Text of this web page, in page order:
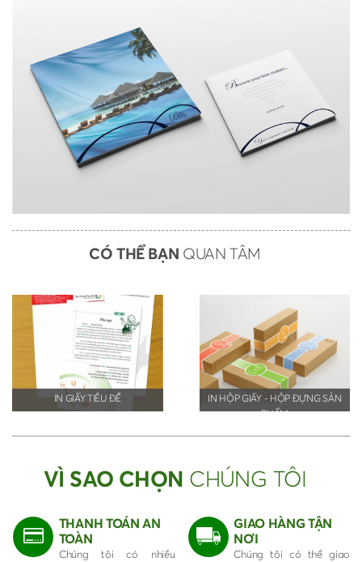
CÓ THỂ BẠN QUAN TÂM
IN GIẤY TIÊU ĐỀ
IN HỘP GIẤY - HỘP ĐỰNG SẢN
PHẨM
VÌ SAO CHỌN CHÚNG TÔI
THANH TOÁN AN
TOÀN
Chúng tôi có nhiều
GIAO HÀNG TẬN
NƠI
Chúng tôi có thể giao